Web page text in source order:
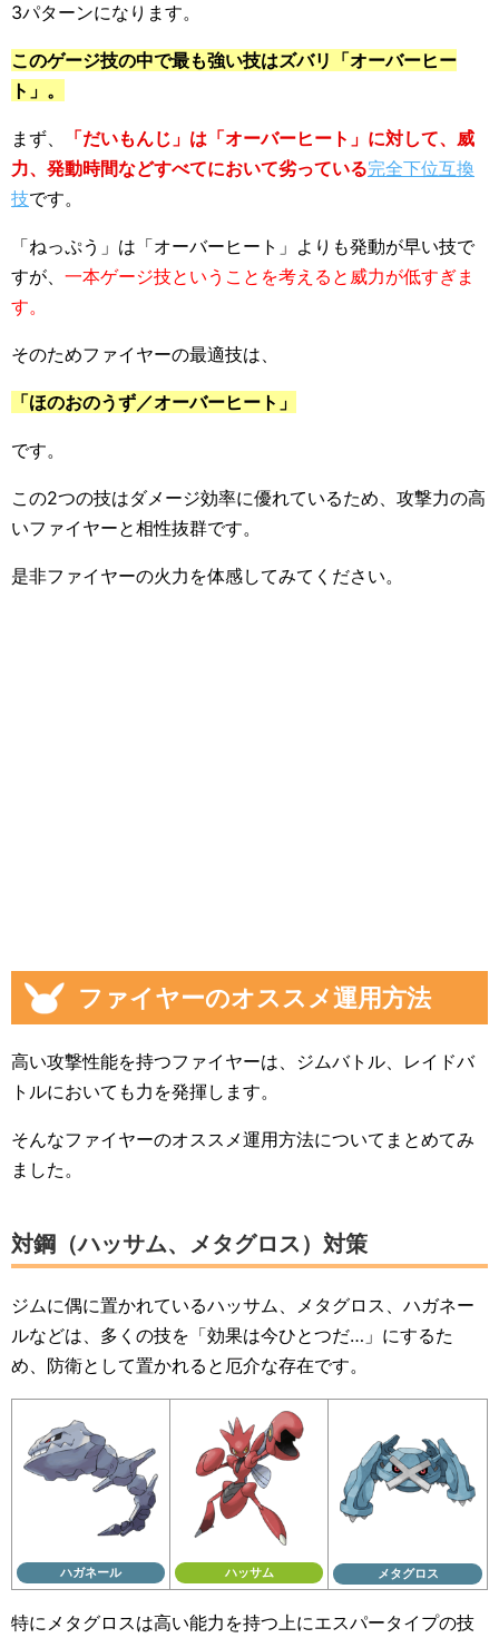
3パターンになります。
このゲージ技の中で最も強い技はズバリ「オーバーヒー
ト」。
まず、
「だいもんじ」は「オーバーヒート」に対して、威
力、発動時間などすべてにおいて劣っている完全下位互換
技です。
「ねっぷう」は「オーバーヒート」よりも発動が早い技で
すが、 一本ゲージ技ということを考えると威力が低すぎま
す。
そのためファイヤーの最適技は、
「ほのおのうず／オーバーヒート」
です。
この2つの技はダメージ効率に優れているため、攻撃力の高
いファイヤーと相性抜群です。
是非ファイヤーの火力を体感してみてください。
ファイヤーのオススメ運用方法
高い攻撃性能を持つファイヤーは、ジムバトル、レイドバ
トルにおいても力を発揮します。
そんなファイヤーのオススメ運用方法についてまとめてみ
ました。
対鋼（ハッサム、メタグロス）対策
ジムに偶に置かれているハッサム、メタグロス、ハガネー
ルなどは、多くの技を「効果は今ひとつだ…」にするた
め、防衛として置かれると厄介な存在です。
ハガネール ハッサム メタグロス
特にメタグロスは高い能力を持つ上にエスパータイプの技